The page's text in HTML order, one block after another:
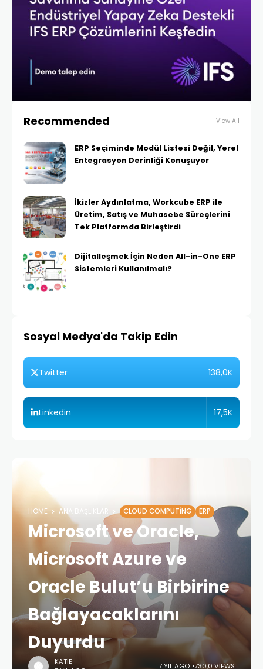
Recommended View All
ERP Seçiminde Modül Listesi Değil, Yerel
Entegrasyon Derinliği Konuşuyor
İkizler Aydınlatma, Workcube ERP ile
Üretim, Satış ve Muhasebe Süreçlerini
Tek Platformda Birleştirdi
Dijitalleşmek İçin Neden All-in-One ERP
Sistemleri Kullanılmalı?
Sosyal Medya'da Takip Edin
Twitter 138,0K
Linkedin 17,5K
HOME ANA BAŞLIKLAR CLOUD COMPUTING ERP
Microsoft ve Oracle,
Microsoft Azure ve
Oracle Bulut’u Birbirine
Bağlayacaklarını
Duyurdu
KATIE
7 YIL AGO 730,0 VIEWS